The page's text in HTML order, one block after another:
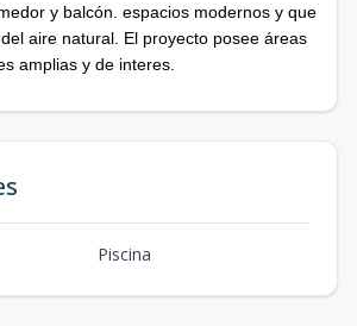
y balcón. espacios modernos y que
aire natural. El proyecto posee áreas
amplias y de interes.
Piscina